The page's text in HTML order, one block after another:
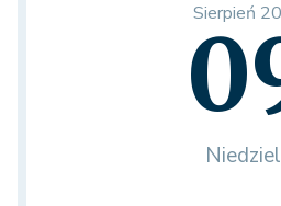
Sierpień